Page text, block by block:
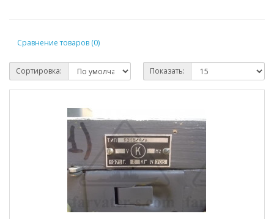
Сравнение товаров (0)
Сортировка: Показать: